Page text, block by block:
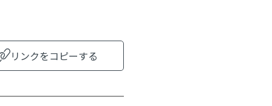
リンクをコピーする